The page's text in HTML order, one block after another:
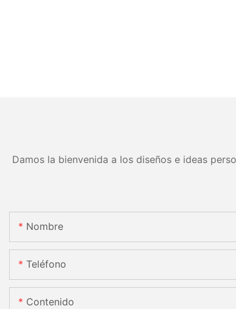
Damos la bienvenida a los diseños e ideas
Nombre
Teléfono
Contenido